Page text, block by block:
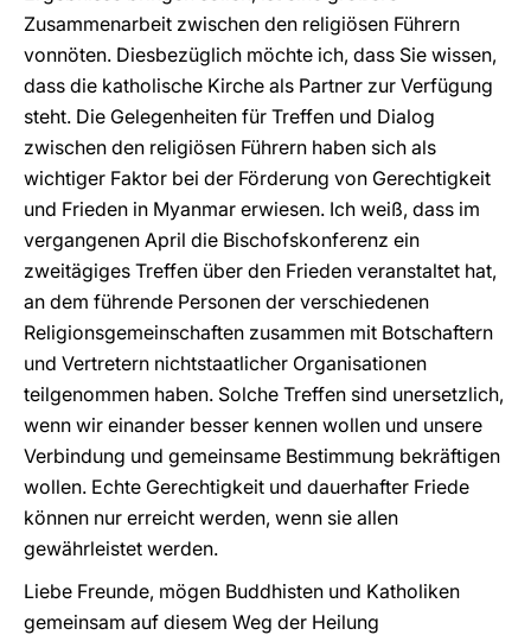
Zusammenarbeit zwischen den religiösen Führern
vonnöten. Diesbezüglich möchte ich, dass Sie wissen,
dass die katholische Kirche als Partner zur Verfügung
steht. Die Gelegenheiten für Treffen und Dialog
zwischen den religiösen Führern haben sich als
wichtiger Faktor bei der Förderung von Gerechtigkeit
und Frieden in Myanmar erwiesen. Ich weiß, dass im
vergangenen April die Bischofskonferenz ein
zweitägiges Treffen über den Frieden veranstaltet hat,
an dem führende Personen der verschiedenen
Religionsgemeinschaften zusammen mit Botschaftern
und Vertretern nichtstaatlicher Organisationen
teilgenommen haben. Solche Treffen sind unersetzlich,
wenn wir einander besser kennen wollen und unsere
Verbindung und gemeinsame Bestimmung bekräftigen
wollen. Echte Gerechtigkeit und dauerhafter Friede
können nur erreicht werden, wenn sie allen
gewährleistet werden.
Liebe Freunde, mögen Buddhisten und Katholiken
gemeinsam auf diesem Weg der Heilung